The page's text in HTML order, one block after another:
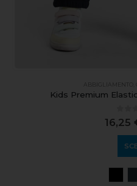
ABBIGLIAMENTO
Kids Premium
0
16,25